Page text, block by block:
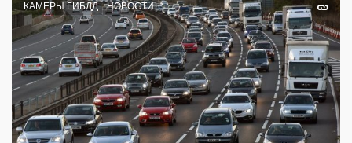
КАМЕРЫ ГИБДД НОВОСТИ